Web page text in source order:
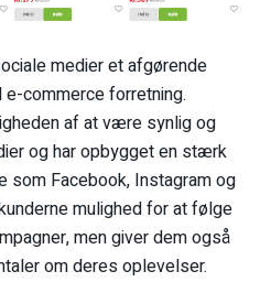
medier et afgørende
commerce forretning.
af at være synlig og
og har opbygget en stærk
Facebook, Instagram og
mulighed for at følge
men giver dem også
om deres oplevelser.